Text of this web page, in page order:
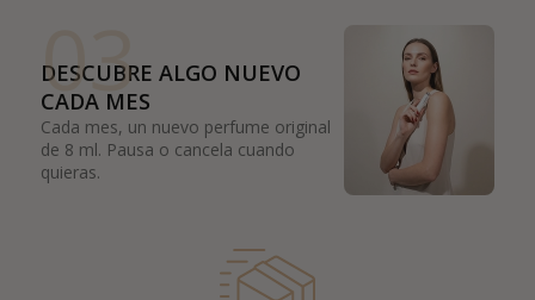
03
DESCUBRE ALGO NUEVO
CADA MES
Cada mes, un nuevo perfume original
de 8 ml. Pausa o cancela cuando
quieras.